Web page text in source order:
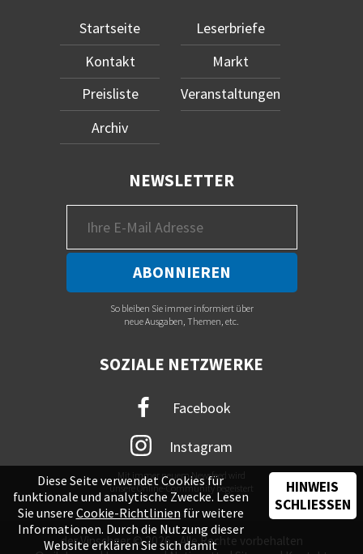
Startseite
Kontakt
Preisliste
Archiv
Leserbriefe
Markt
Veranstaltungen
NEWSLETTER
So bleiben Sie immer informiert über
neue Ausgaben, Themen, etc.
SOZIALE NETZWERKE
Facebook
Instagram
Mit immer neuem Newsfeed wird
unsere Online-Community begeistert
der Vinschger © 2026 - Alle Rechte vorbehalten
Diese Seite verwendet Cookies für
funktionale und analytische Zwecke. Lesen
Sie unsere Cookie-Richtlinien für weitere
Informationen. Durch die Nutzung dieser
Website erklären Sie sich damit
HINWEIS
SCHLIESSEN